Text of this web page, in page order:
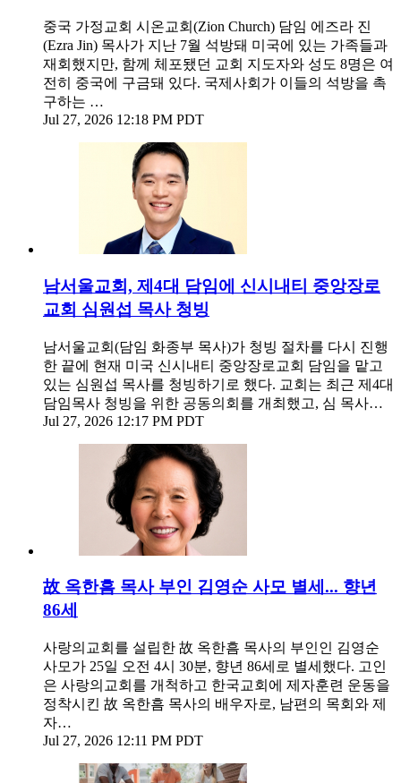
중국 가정교회 시온교회(Zion Church) 담임 에즈라 진
(Ezra Jin) 목사가 지난 7월 석방돼 미국에 있는 가족들과
재회했지만, 함께 체포됐던 교회 지도자와 성도 8명은 여
전히 중국에 구금돼 있다. 국제사회가 이들의 석방을 촉
구하는 …
Jul 27, 2026 12:18 PM PDT
남서울교회, 제4대 담임에 신시내티 중앙장로
교회 심원섭 목사 청빙
남서울교회(담임 화종부 목사)가 청빙 절차를 다시 진행
한 끝에 현재 미국 신시내티 중앙장로교회 담임을 맡고
있는 심원섭 목사를 청빙하기로 했다. 교회는 최근 제4대
담임목사 청빙을 위한 공동의회를 개최했고, 심 목사…
Jul 27, 2026 12:17 PM PDT
故 옥한흠 목사 부인 김영순 사모 별세... 향년
86세
사랑의교회를 설립한 故 옥한흠 목사의 부인인 김영순
사모가 25일 오전 4시 30분, 향년 86세로 별세했다. 고인
은 사랑의교회를 개척하고 한국교회에 제자훈련 운동을
정착시킨 故 옥한흠 목사의 배우자로, 남편의 목회와 제
자…
Jul 27, 2026 12:11 PM PDT